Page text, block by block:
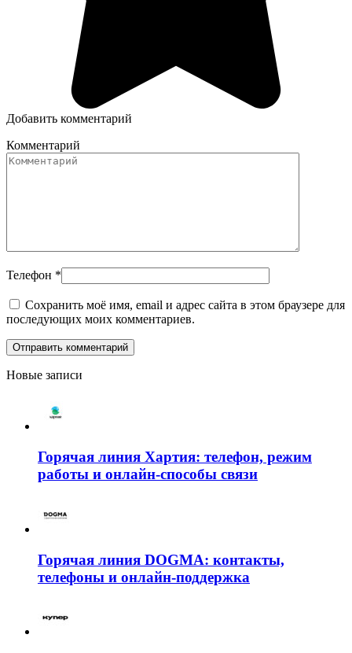
Добавить комментарий
Комментарий
Телефон *
Сохранить моё имя, email и адрес сайта в этом браузере для
последующих моих комментариев.
Новые записи
Горячая линия Хартия: телефон, режим
работы и онлайн-способы связи
Горячая линия DOGMA: контакты,
телефоны и онлайн-поддержка